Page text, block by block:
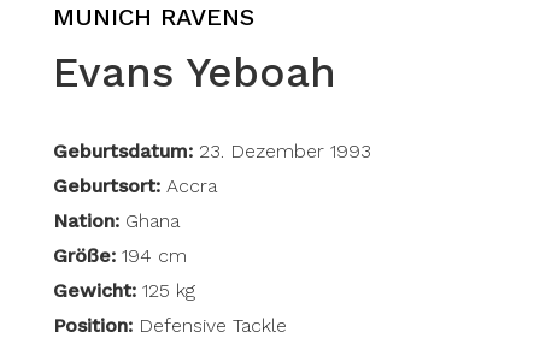
MUNICH RAVENS
Evans Yeboah
Geburtsdatum:23. Dezember 1993
Geburtsort:Accra
Nation:Ghana
Größe:194 cm
Gewicht:125 kg
Position:Defensive Tackle